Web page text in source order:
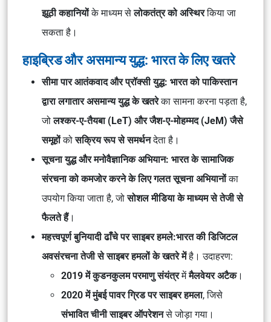
झूठी कहानियोंके माध्यम सेलोकतंत्र को अस्थिरकिया जा
सकता है।
हाइब्रिड और असमान्य युद्ध: भारत के लिए खतरे
सीमा पार आतंकवाद और प्रॉक्सी युद्ध: भारत को पाकिस्तान
द्वारा लगातार असमान्य युद्ध के खतरेका सामना करना पड़ता है,
जोलश्कर-ए-तैयबा (LeT) और जैश-ए-मोहम्मद (JeM) जैसे
समूहोंकोसक्रिय रूप से समर्थनदेता है।
सूचना युद्ध और मनोवैज्ञानिक अभियान: भारत के सामाजिक
संरचना को कमजोर करने के लिए गलत सूचना अभियानोंका
उपयोग किया जाता है, जोसोशल मीडिया के माध्यम से तेजी से
फैलते हैं।
महत्त्वपूर्ण बुनियादी ढाँचे पर साइबर हमले:भारत की डिजिटल
अवसंरचना तेजी से साइबर हमलों के खतरे मेंहै। उदाहरण:
2019 में कुडनकुलम परमाणु संयंत्रमेंमैलवेयर अटैक।
2020 में मुंबई पावर ग्रिड पर साइबर हमला, जिसे
संभावित चीनी साइबर ऑपरेशनसे जोड़ा गया।